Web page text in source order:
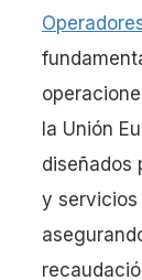
la Unión
diseñados
y servicios